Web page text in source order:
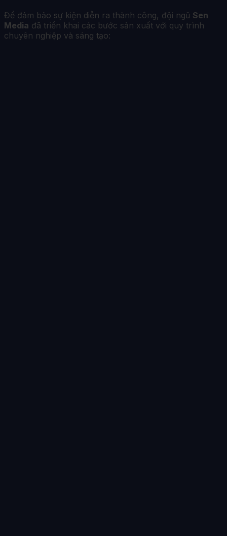
Để đảm bảo sự kiện diễn ra thành công, đội ngũ Sen
Media đã triển khai các bước sản xuất với quy trình
chuyên nghiệp và sáng tạo: